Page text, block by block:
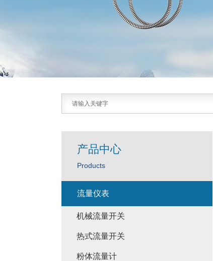
产品中心
Products
流量仪表
机械流量开关
热式流量开关
粉体流量计